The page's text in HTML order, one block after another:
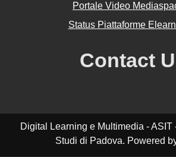
Portale Video
Status Piattaforme
Contact
Digital Learning e Multimedia - ASIT
Studi di Padova. Powered